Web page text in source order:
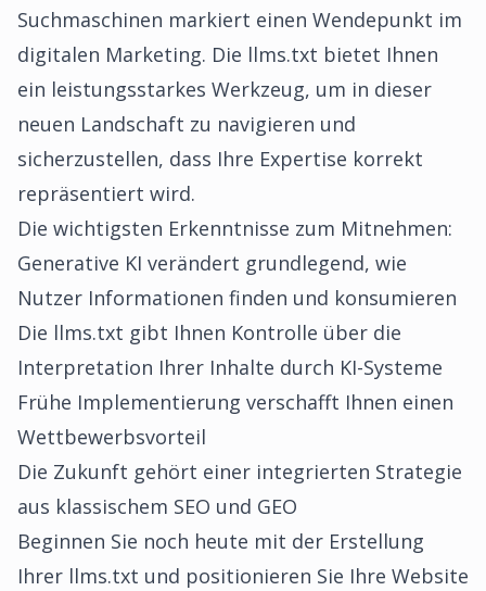
Suchmaschinen markiert einen Wendepunkt im
digitalen Marketing. Die llms.txt bietet Ihnen
ein leistungsstarkes Werkzeug, um in dieser
neuen Landschaft zu navigieren und
sicherzustellen, dass Ihre Expertise korrekt
repräsentiert wird.
Die wichtigsten Erkenntnisse zum Mitnehmen:
Generative KI verändert grundlegend, wie
Nutzer Informationen finden und konsumieren
Die llms.txt gibt Ihnen Kontrolle über die
Interpretation Ihrer Inhalte durch KI-Systeme
Frühe Implementierung verschafft Ihnen einen
Wettbewerbsvorteil
Die Zukunft gehört einer integrierten Strategie
aus klassischem SEO und GEO
Beginnen Sie noch heute mit der Erstellung
Ihrer llms.txt und positionieren Sie Ihre Website